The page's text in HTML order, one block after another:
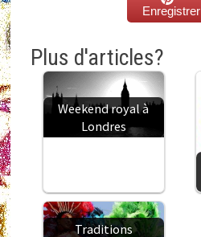
Enregistrer
Plus d'articles?
Weekend royal à
Londres
Traditions